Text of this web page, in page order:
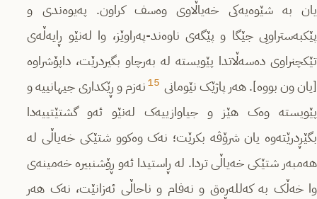
یان بە شێوەیەکی خەیاڵاوی وەسف کراون. پەیوەندی و
پێکبەستراویی جێگا و پێگەی ناوەند-پەراوێز، وا لەنێو ڕایەڵەی
تێکچنراوی دەسەڵاتدا پێویستە لە بەرچاو بگیردرێت، داپۆشراوە
[یان ون بووە]. هەر پاژێک نێومانی 15نەزم و ڕێکداری جیهانییە و
پێویستە وەک هێز و جیاوازییەک لەنێو ئەو گشتێتییەدا
بگێڕدرێتەوە یان شرۆڤە بکرێت؛ نەک وەکوو شتێکی خەیاڵی لە
هەمبەر شتێکی خەیاڵی تردا. لە ڕاستیدا ئەو ڕۆشنبیرە خەمینەی
وا خەڵک بە کەللەڕەق و نەفام و ناحاڵی ئەزانێت، نەک هەر